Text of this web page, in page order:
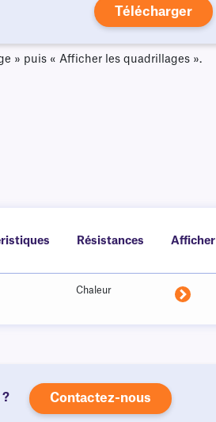
Télécharger
» puis « Afficher les quadrillages ».
Résistances Afficher
Chaleur
? Contactez-nous